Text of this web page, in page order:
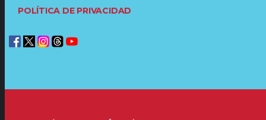
POLÍTICA DE PRIVACIDAD